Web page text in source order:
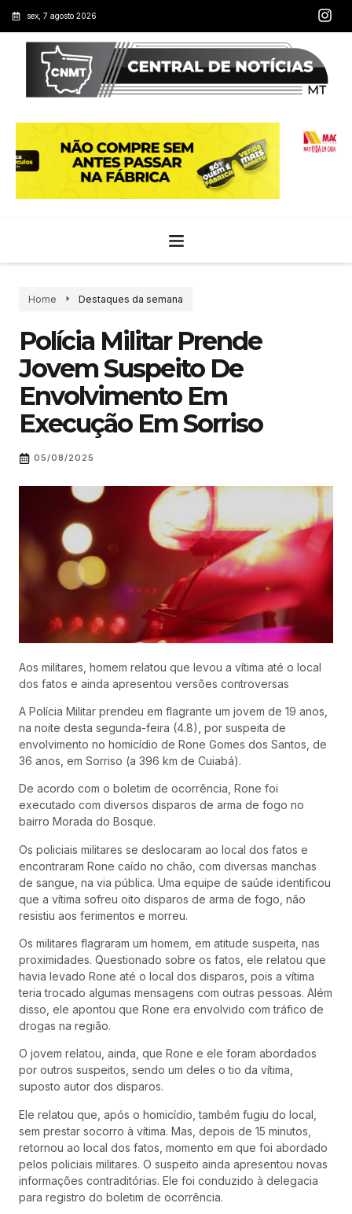
sex, 7 agosto 2026
Home Destaques da semana
Polícia Militar Prende
Jovem Suspeito De
Envolvimento Em
Execução Em Sorriso
05/08/2025
Aos militares, homem relatou que levou a vítima até o local
dos fatos e ainda apresentou versões controversas
A Polícia Militar prendeu em flagrante um jovem de 19 anos,
na noite desta segunda-feira (4.8), por suspeita de
envolvimento no homicídio de Rone Gomes dos Santos, de
36 anos, em Sorriso (a 396 km de Cuiabá).
De acordo com o boletim de ocorrência, Rone foi
executado com diversos disparos de arma de fogo no
bairro Morada do Bosque.
Os policiais militares se deslocaram ao local dos fatos e
encontraram Rone caído no chão, com diversas manchas
de sangue, na via pública. Uma equipe de saúde identificou
que a vítima sofreu oito disparos de arma de fogo, não
resistiu aos ferimentos e morreu.
Os militares flagraram um homem, em atitude suspeita, nas
proximidades. Questionado sobre os fatos, ele relatou que
havia levado Rone até o local dos disparos, pois a vítima
teria trocado algumas mensagens com outras pessoas. Além
disso, ele apontou que Rone era envolvido com tráfico de
drogas na região.
O jovem relatou, ainda, que Rone e ele foram abordados
por outros suspeitos, sendo um deles o tio da vítima,
suposto autor dos disparos.
Ele relatou que, após o homicídio, também fugiu do local,
sem prestar socorro à vítima. Mas, depois de 15 minutos,
retornou ao local dos fatos, momento em que foi abordado
pelos policiais militares. O suspeito ainda apresentou novas
informações contraditórias. Ele foi conduzido à delegacia
para registro do boletim de ocorrência.